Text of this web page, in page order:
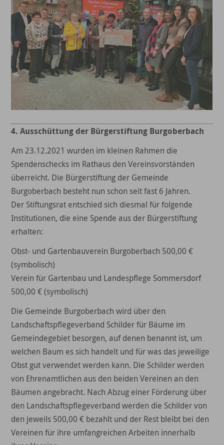
4. Ausschüttung der Bürgerstiftung Burgoberbach
Am 23.12.2021 wurden im kleinen Rahmen die
Spendenschecks im Rathaus den Vereinsvorständen
überreicht. Die Bürgerstiftung der Gemeinde
Burgoberbach besteht nun schon seit fast 6 Jahren.
Der Stiftungsrat entschied sich diesmal für folgende
Institutionen, die eine Spende aus der Bürgerstiftung
erhalten:
Obst- und Gartenbauverein Burgoberbach 500,00 €
(symbolisch)
Verein für Gartenbau und Landespflege Sommersdorf
500,00 € (symbolisch)
Die Gemeinde Burgoberbach wird über den
Landschaftspflegeverband Schilder für Bäume im
Gemeindegebiet besorgen, auf denen benannt ist, um
welchen Baum es sich handelt und für was das jeweilige
Obst gut verwendet werden kann. Die Schilder werden
von Ehrenamtlichen aus den beiden Vereinen an den
Bäumen angebracht. Nach Abzug einer Förderung über
den Landschaftspflegeverband werden die Schilder von
den jeweils 500,00 € bezahlt und der Rest bleibt bei den
Vereinen für ihre umfangreichen Arbeiten innerhalb